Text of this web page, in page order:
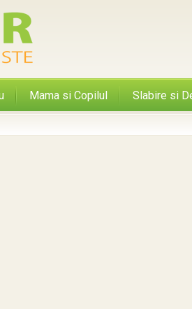
Mama si Copilul Slabire si